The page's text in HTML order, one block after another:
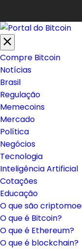
Compre Bitcoin
Notícias
Brasil
Regulação
Memecoins
Mercado
Política
Negócios
Tecnologia
Inteligência Artificial
Cotações
Educação
O que são
O que é Bitcoin?
O que é Ethereum?
O que é blockchain?